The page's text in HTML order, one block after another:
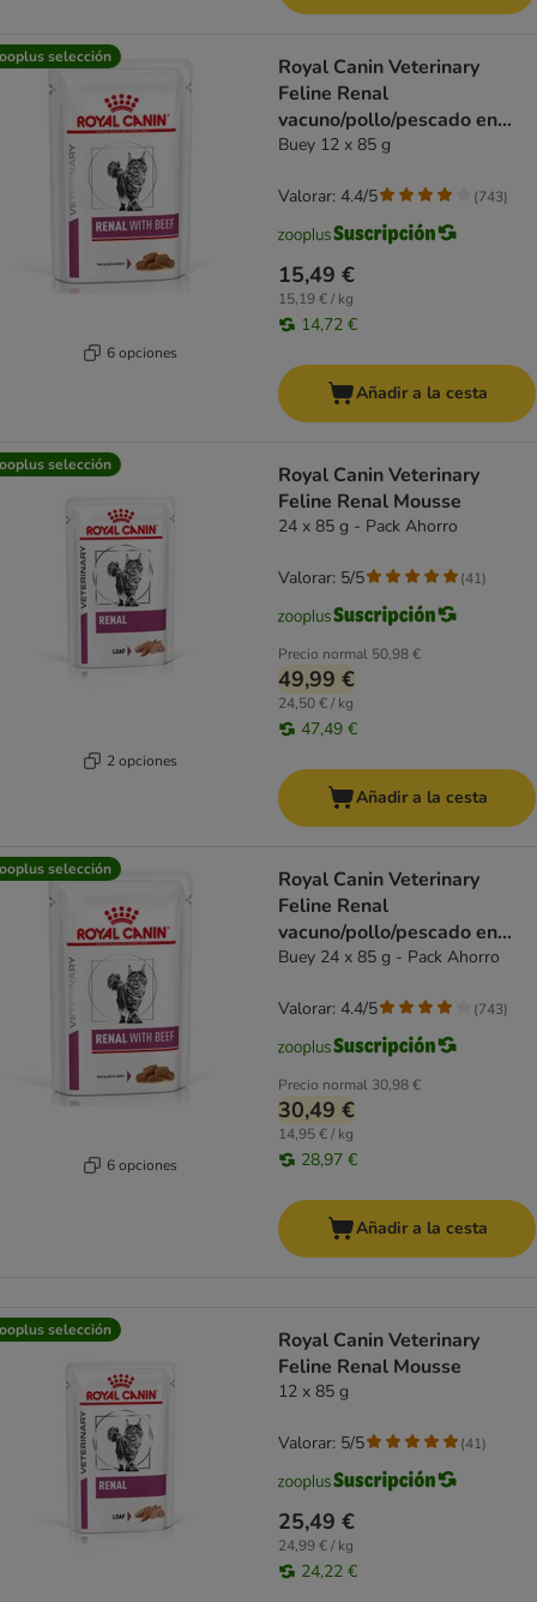
selección
6 opciones
Royal Canin Veterinary
Feline Renal
vacuno/pollo/pescado en
salsa
Buey 12 x 85 g
15,49 €
15,19 € / kg
14,72 €
Valorar: 4.4/5 (743)
Añadir a la cesta
selección
2 opciones
Royal Canin Veterinary
Feline Renal Mousse
24 x 85 g - Pack Ahorro
Precio normal 50,98 €
49,99 €
24,50 € / kg
47,49 €
Valorar: 5/5 (41)
Añadir a la cesta
selección
6 opciones
Royal Canin Veterinary
Feline Renal
vacuno/pollo/pescado en
salsa
Buey 24 x 85 g - Pack Ahorro
Precio normal 30,98 €
30,49 €
14,95 € / kg
28,97 €
Valorar: 4.4/5 (743)
Añadir a la cesta
selección
Royal Canin Veterinary
Feline Renal Mousse
12 x 85 g
25,49 €
24,99 € / kg
24,22 €
Valorar: 5/5 (41)